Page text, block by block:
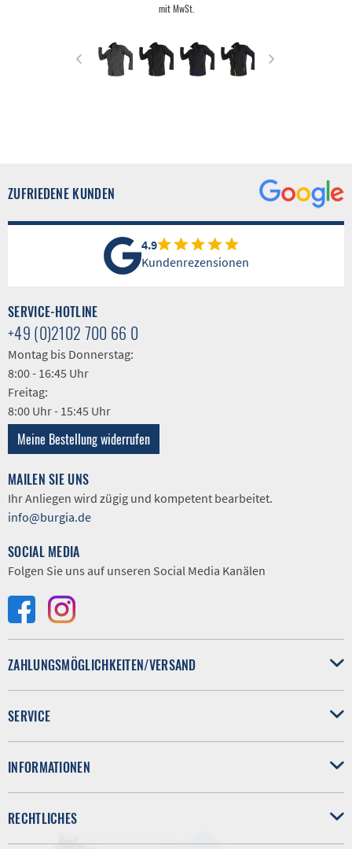
mit MwSt.
ZUFRIEDENE KUNDEN
4.9
Kundenrezensionen
SERVICE-HOTLINE
+49 (0)2102 700 66 0
Montag bis Donnerstag:
8:00 - 16:45 Uhr
Freitag:
8:00 Uhr - 15:45 Uhr
Meine Bestellung widerrufen
MAILEN SIE UNS
Ihr Anliegen wird zügig und kompetent bearbeitet.
info@burgia.de
SOCIAL MEDIA
Folgen Sie uns auf unseren Social Media Kanälen
ZAHLUNGSMÖGLICHKEITEN/VERSAND
SERVICE
INFORMATIONEN
RECHTLICHES